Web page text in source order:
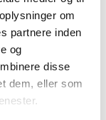
om
partnere inden
og
disse
dem, eller som